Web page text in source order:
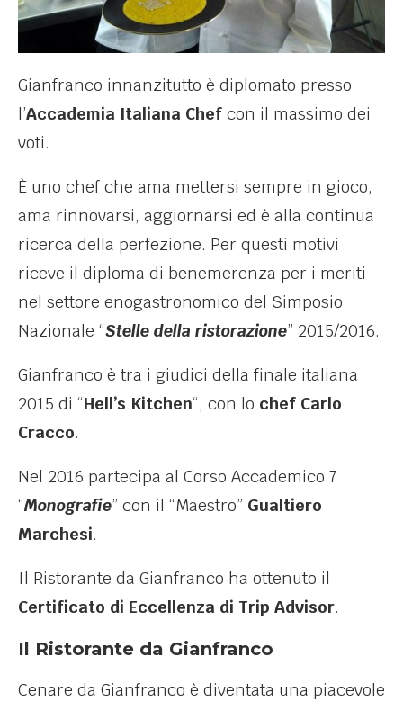
Gianfranco innanzitutto è diplomato presso
l’Accademia Italiana Chef con il massimo dei
voti.
È uno chef che ama mettersi sempre in gioco,
ama rinnovarsi, aggiornarsi ed è alla continua
ricerca della perfezione. Per questi motivi
riceve il diploma di benemerenza per i meriti
nel settore enogastronomico del Simposio
Nazionale “Stelle della ristorazione” 2015/2016.
Gianfranco è tra i giudici della finale italiana
2015 di “Hell’s Kitchen“, con lo chef Carlo
Cracco.
Nel 2016 partecipa al Corso Accademico 7
“Monografie” con il “Maestro” Gualtiero
Marchesi.
Il Ristorante da Gianfranco ha ottenuto il
Certificato di Eccellenza di Trip Advisor.
Il Ristorante da Gianfranco
Cenare da Gianfranco è diventata una piacevole